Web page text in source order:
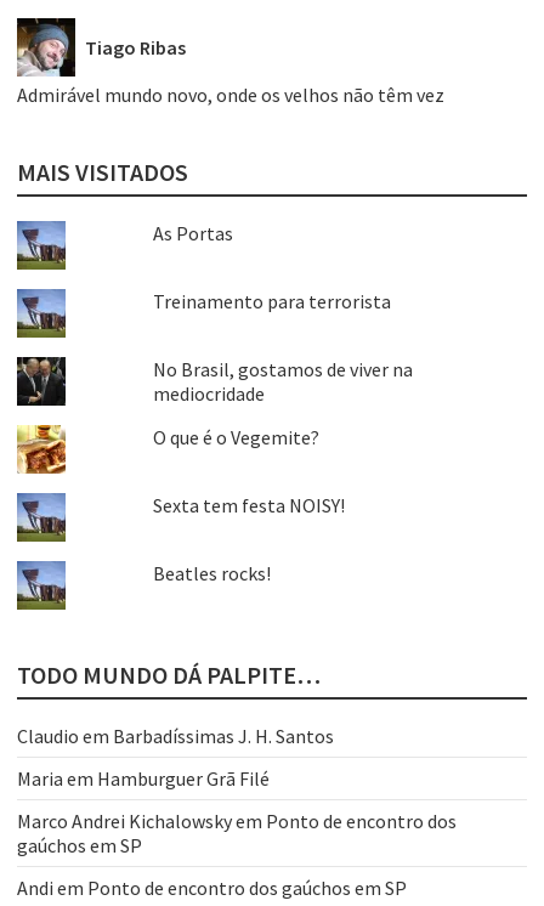
Tiago Ribas
Admirável mundo novo, onde os velhos não têm vez
MAIS VISITADOS
As Portas
Treinamento para terrorista
No Brasil, gostamos de viver na
mediocridade
O que é o Vegemite?
Sexta tem festa NOISY!
Beatles rocks!
TODO MUNDO DÁ PALPITE…
Claudio em Barbadíssimas J. H. Santos
Maria em Hamburguer Grã Filé
Marco Andrei Kichalowskyem Ponto de encontro dos
gaúchos em SP
Andi em Ponto de encontro dos gaúchos em SP